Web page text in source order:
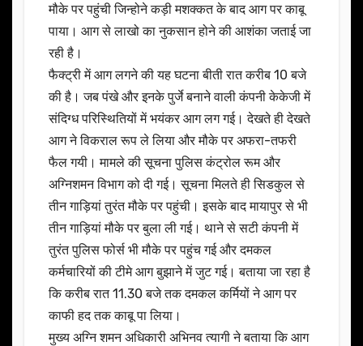
मौके पर पहुंची जिन्होने कड़ी मशक्कत के बाद आग पर काबू
पाया। आग से लाखो का नुकसान होने की आशंका जताई जा
रही है।
फैक्ट्री में आग लगने की यह घटना बीती रात करीब 10 बजे
की है। जब पंखे और इनके पुर्जे बनाने वाली कंपनी केकेजी में
संदिग्ध परिस्थितियों में भयंकर आग लग गई। देखते ही देखते
आग ने विकराल रूप ले लिया और मौके पर अफरा-तफरी
फैल गयी। मामले की सूचना पुलिस कंट्रोल रूम और
अग्निशमन विभाग को दी गई। सूचना मिलते ही सिडकुल से
तीन गाड़ियां तुरंत मौके पर पहुंची। इसके बाद मायापुर से भी
तीन गाड़ियां मौके पर बुला ली गई। थाने से सटी कंपनी में
तुरंत पुलिस फोर्स भी मौके पर पहुंच गई और दमकल
कर्मचारियों की टीमे आग बुझाने में जुट गई। बताया जा रहा है
कि करीब रात 11.30 बजे तक दमकल कर्मियों ने आग पर
काफी हद तक काबू पा लिया।
मुख्य अग्नि शमन अधिकारी अभिनव त्यागी ने बताया कि आग